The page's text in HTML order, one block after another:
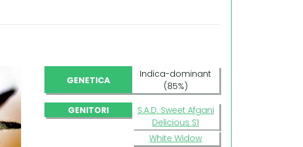
GENETICA
Indica-dominant
(85%)
GENITORI
S.A.D. Sweet Afgani
Delicious S1
White Widow